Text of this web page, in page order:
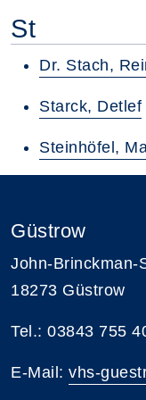
St
Dr. Stach,
Starck, Detlef
Steinhöfel,
Güstrow
John-Brinckman-
18273 Güstrow
Tel.: 03843 755
E-Mail: vhs-